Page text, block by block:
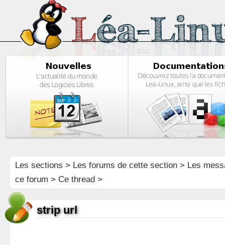
Les sections > Les forums de cette section> Les
ce forum > Ce thread >
strip url